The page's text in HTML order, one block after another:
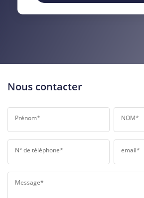
Nous contacter
Prénom* NOM*
N° de téléphone* email*
Message*